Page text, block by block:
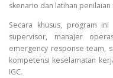
skenario dan latihan penilaian
Secara khusus, program
supervisor, manajer
emergency response team,
kompetensi keselamatan
IGC.